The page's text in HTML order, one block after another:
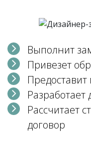
Выполнит
Привезет
Разработает
Рассчитает
договор